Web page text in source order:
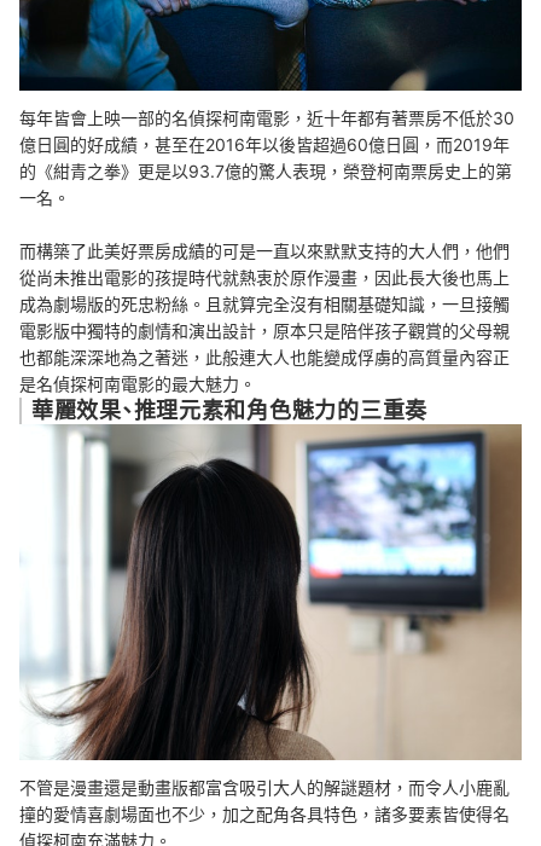
每年皆會上映一部的名偵探柯南電影，近十年都有著票房不低於30
億日圓的好成績，甚至在2016年以後皆超過60億日圓，而2019年
的《紺青之拳》更是以93.7億的驚人表現，榮登柯南票房史上的第
一名。
而構築了此美好票房成績的可是一直以來默默支持的大人們，他們
從尚未推出電影的孩提時代就熱衷於原作漫畫，因此長大後也馬上
成為劇場版的死忠粉絲。且就算完全沒有相關基礎知識，一旦接觸
電影版中獨特的劇情和演出設計，原本只是陪伴孩子觀賞的父母親
也都能深深地為之著迷，此般連大人也能變成俘虜的高質量內容正
是名偵探柯南電影的最大魅力。
華麗效果、推理元素和角色魅力的三重奏
不管是漫畫還是動畫版都富含吸引大人的解謎題材，而令人小鹿亂
撞的愛情喜劇場面也不少，加之配角各具特色，諸多要素皆使得名
偵探柯南充滿魅力。